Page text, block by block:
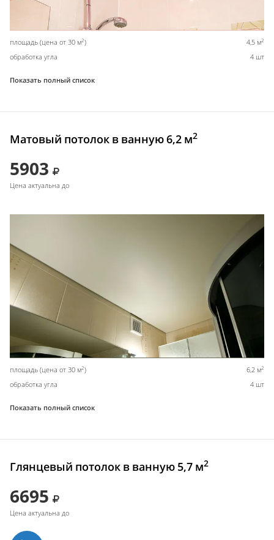
площадь (цена от 30 м2) 4,5 м2
обработка угла 4 шт
Показать полный список
Матовый потолок в ванную 6,2 м2
5903
Цена актуальна до
площадь (цена от 30 м2) 6,2 м2
обработка угла 4 шт
Показать полный список
Глянцевый потолок в ванную 5,7 м2
6695
Цена актуальна до